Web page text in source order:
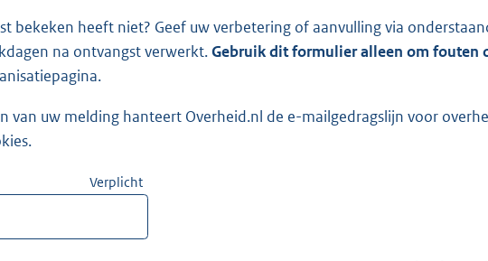
bekeken heeft niet? Geef uw verbetering of aanvulling via
na ontvangst verwerkt.Gebruik dit formulier alleen om fouten
van uw melding hanteert Overheid.nl de e-mailgedragslijn voor
Verplicht